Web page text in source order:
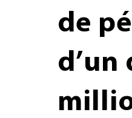
de
d’un